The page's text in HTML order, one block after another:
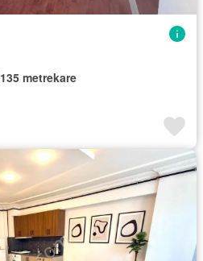
135 metrekare